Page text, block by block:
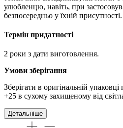
улюбленцю, навіть, при
безпосередньо у їхній присутності.
Термін придатності
2 роки з дати виготовлення.
Умови зберігання
Зберігати в оригінальній
+25 в сухому захищеному від
Детальніше